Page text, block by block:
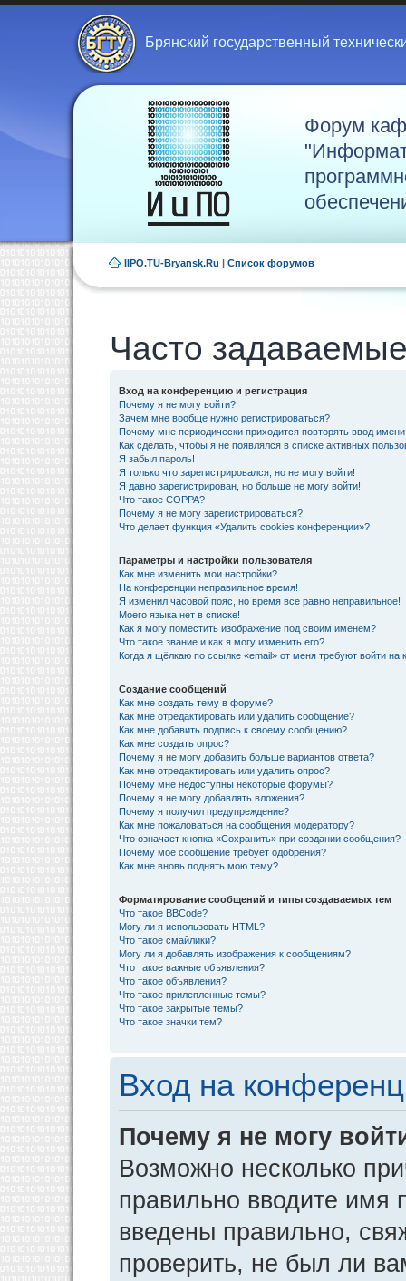
Брянский государственный
Форум
IIPO.TU-Bryansk.Ru | Список форумов
Часто
Вход на конференцию и регистрация
Почему я не могу войти?
Зачем мне вообще нужно регистрироваться?
Почему мне периодически приходится повторять ввод
Как сделать, чтобы я не появлялся в списке активных
Я забыл пароль!
Я только что зарегистрировался, но не могу войти!
Я давно зарегистрирован, но больше не могу войти!
Что такое COPPA?
Почему я не могу зарегистрироваться?
Что делает функция «Удалить cookies конференции»?
Параметры и настройки пользователя
Как мне изменить мои настройки?
На конференции неправильное время!
Я изменил часовой пояс, но время все равно неправильное!
Моего языка нет в списке!
Как я могу поместить изображение под своим именем?
Что такое звание и как я могу изменить его?
Когда я щёлкаю по ссылке «email» от меня требуют войти на
Создание сообщений
Как мне создать тему в форуме?
Как мне отредактировать или удалить сообщение?
Как мне добавить подпись к своему сообщению?
Как мне создать опрос?
Почему я не могу добавить больше вариантов ответа?
Как мне отредактировать или удалить опрос?
Почему мне недоступны некоторые форумы?
Почему я не могу добавлять вложения?
Почему я получил предупреждение?
Как мне пожаловаться на сообщения модератору?
Что означает кнопка «Сохранить» при создании сообщения?
Почему моё сообщение требует одобрения?
Как мне вновь поднять мою тему?
Форматирование сообщений и типы создаваемых тем
Что такое BBCode?
Могу ли я использовать HTML?
Что такое смайлики?
Могу ли я добавлять изображения к сообщениям?
Что такое важные объявления?
Что такое объявления?
Что такое прилепленные темы?
Что такое закрытые темы?
Что такое значки тем?
Вход на
Почему я не могу
Возможно несколько
правильно вводите имя
введены правильно,
проверить, не был ли